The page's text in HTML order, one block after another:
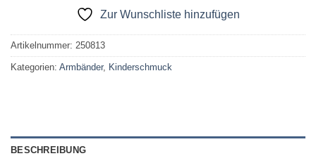
Zur Wunschliste hinzufügen
Artikelnummer: 250813
Kategorien: Armbänder, Kinderschmuck
BESCHREIBUNG